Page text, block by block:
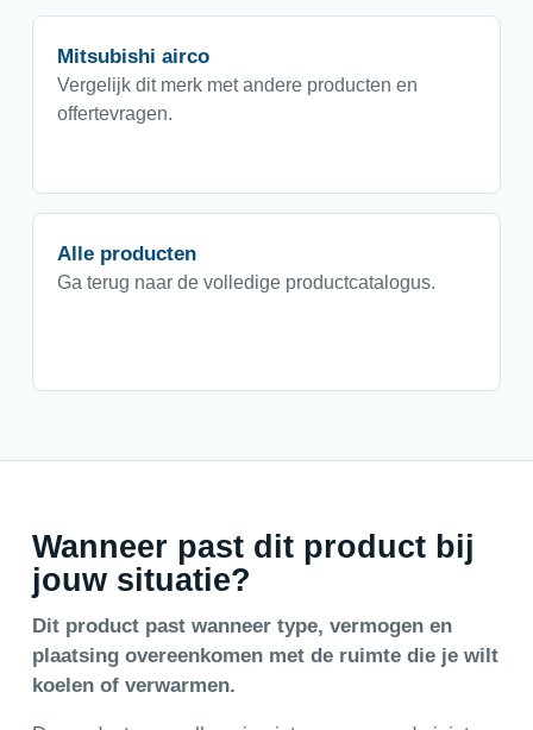
Mitsubishi airco
Vergelijk dit merk met andere producten en
offertevragen.
Alle producten
Ga terug naar de volledige productcatalogus.
Wanneer past dit product bij
jouw situatie?
Dit product past wanneer type, vermogen en
plaatsing overeenkomen met de ruimte die je wilt
koelen of verwarmen.